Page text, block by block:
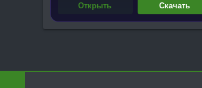
Открыть Скачать